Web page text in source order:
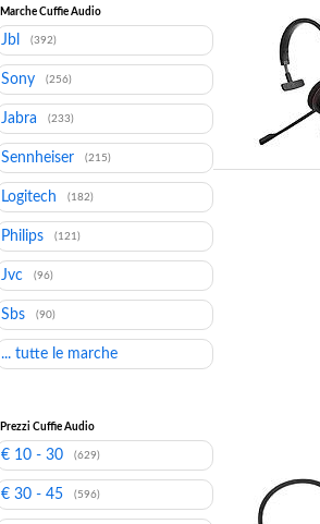
Marche Cuffie Audio
Jbl (392)
Sony (256)
Jabra (233)
Sennheiser (215)
Logitech (182)
Philips (121)
Jvc (96)
Sbs (90)
... tutte le marche
Prezzi Cuffie Audio
€ 10 - 30 (629)
€ 30 - 45 (596)